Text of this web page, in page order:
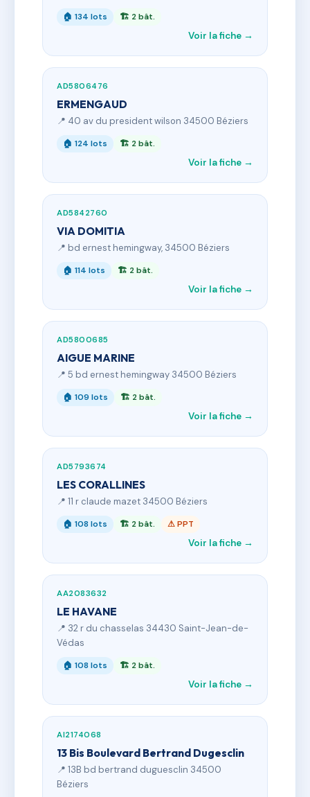
🏠 134 lots 🏗 2 bât.
Voir la fiche →
AD5806476
ERMENGAUD
📍 40 av du president wilson 34500 Béziers
🏠 124 lots 🏗 2 bât.
Voir la fiche →
AD5842760
VIA DOMITIA
📍 bd ernest hemingway, 34500 Béziers
🏠 114 lots 🏗 2 bât.
Voir la fiche →
AD5800685
AIGUE MARINE
📍 5 bd ernest hemingway 34500 Béziers
🏠 109 lots 🏗 2 bât.
Voir la fiche →
AD5793674
LES CORALLINES
📍 11 r claude mazet 34500 Béziers
🏠 108 lots 🏗 2 bât. ⚠ PPT
Voir la fiche →
AA2083632
LE HAVANE
📍 32 r du chasselas 34430 Saint-Jean-de-
Védas
🏠 108 lots 🏗 2 bât.
Voir la fiche →
AI2174068
13 Bis Boulevard Bertrand Dugesclin
📍 13B bd bertrand duguesclin 34500
Béziers